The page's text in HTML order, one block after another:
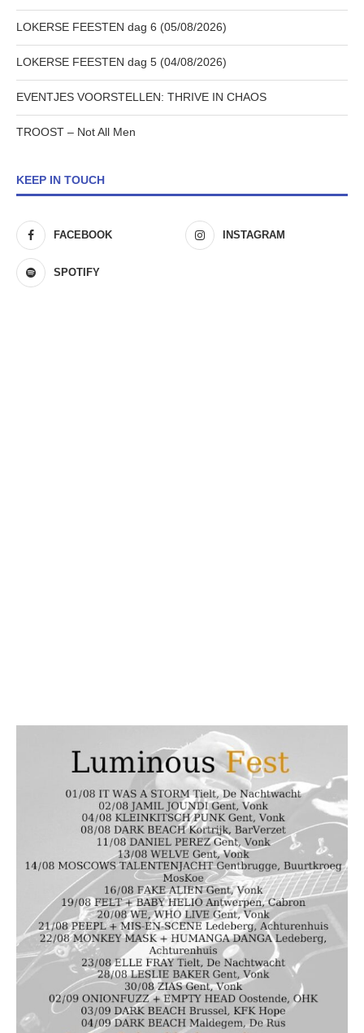
LOKERSE FEESTEN dag 6 (05/08/2026)
LOKERSE FEESTEN dag 5 (04/08/2026)
EVENTJES VOORSTELLEN: THRIVE IN CHAOS
TROOST – Not All Men
KEEP IN TOUCH
FACEBOOK INSTAGRAM
SPOTIFY